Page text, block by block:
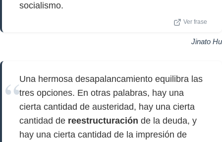
socialismo.
Ver frase
Jinato Hu
Una hermosa desapalancamiento equilibra las
tres opciones. En otras palabras, hay una
cierta cantidad de austeridad, hay una cierta
cantidad de reestructuración de la deuda, y
hay una cierta cantidad de la impresión de